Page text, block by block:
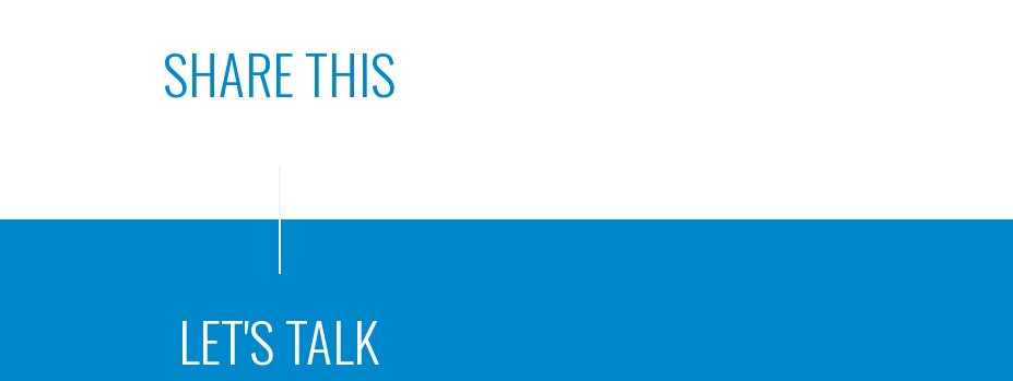
SHARE THIS
LET'S TALK